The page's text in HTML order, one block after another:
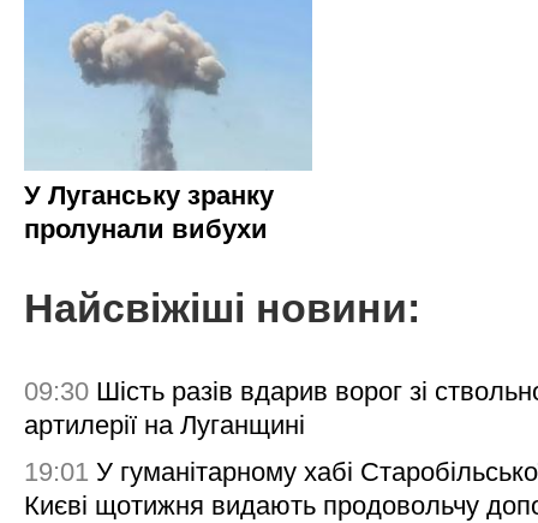
У Луганську зранку
пролунали вибухи
Найсвіжіші новини:
09:30 Шість разів вдарив ворог зі
артилерії на Луганщині
19:01 У гуманітарному хабі
Києві щотижня видають продовольчу